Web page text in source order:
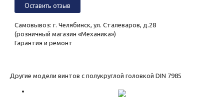
Оставить отзыв
Самовывоз: г. Челябинск, ул. Сталеваров, д.28
(розничный магазин «Механика»)
Гарантия и ремонт
Другие модели винтов с полукруглой головкой DIN 7985